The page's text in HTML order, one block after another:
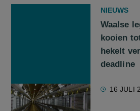
NIEUWS
Waalse
kooien
hekelt
deadline
16 JULI